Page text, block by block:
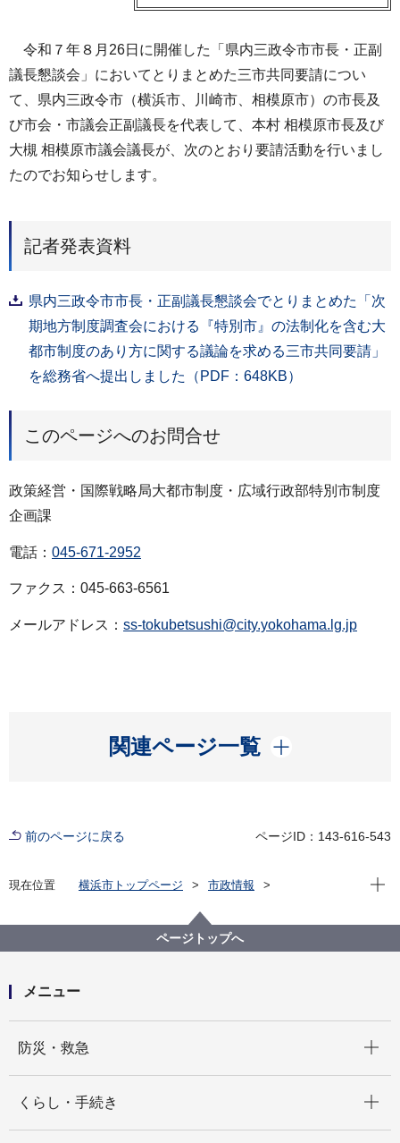
令和７年８月26日に開催した「県内三政令市市長・正副
議長懇談会」においてとりまとめた三市共同要請につい
て、県内三政令市（横浜市、川崎市、相模原市）の市長及
び市会・市議会正副議長を代表して、本村 相模原市長及び
大槻 相模原市議会議長が、次のとおり要請活動を行いまし
たのでお知らせします。
記者発表資料
県内三政令市市長・正副議長懇談会でとりまとめた「次
期地方制度調査会における『特別市』の法制化を含む大
都市制度のあり方に関する議論を求める三市共同要請」
を総務省へ提出しました（PDF：648KB）
このページへのお問合せ
政策経営・国際戦略局大都市制度・広域行政部特別市制度
企画課
電話： 045-671-2952
ファクス：045-663-6561
メールアドレス： ss-tokubetsushi@city.yokohama.lg.jp
関連ページ一覧
開く
前のページに戻る ページID：143-616-543
現在位置 横浜市トップページ
市政情報
政策経営・国際戦略局
県内三政令市市長・正副議長懇談会でとりまとめた
「次期地方制度調査会における『特別市』の法制化を
現在
ページトップへ
メニュー
防災・救急
くらし・手続き